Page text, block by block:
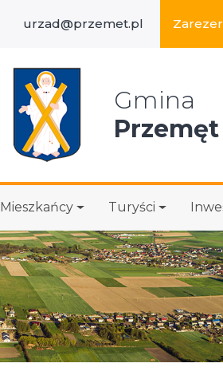
urzad@przemet.pl
Gmina
Przemęt
Mieszkańcy Turyści
Wyszukaj w